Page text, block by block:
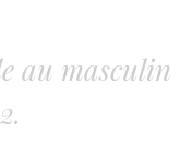
au masculin